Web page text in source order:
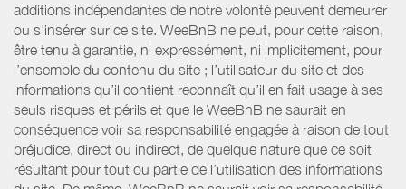
additions indépendantes de notre volonté peuvent demeurer
ou s’insérer sur ce site. WeeBnB ne peut, pour cette raison,
être tenu à garantie, ni expressément, ni implicitement, pour
l’ensemble du contenu du site ; l’utilisateur du site et des
informations qu’il contient reconnaît qu’il en fait usage à ses
seuls risques et périls et que le WeeBnB ne saurait en
conséquence voir sa responsabilité engagée à raison de tout
préjudice, direct ou indirect, de quelque nature que ce soit
résultant pour tout ou partie de l’utilisation des informations